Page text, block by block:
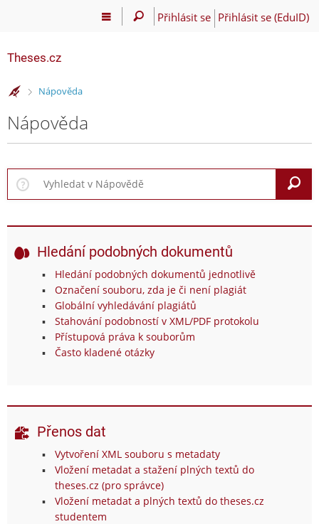
Přihlásit se Přihlásit se (EduID)
Theses.cz
>Nápověda
Nápověda
Hledání podobných dokumentů
Hledání podobných dokumentů jednotlivě
Označení souboru, zda je či není plagiát
Globální vyhledávání plagiátů
Stahování podobností v XML/PDF protokolu
Přístupová práva k souborům
Často kladené otázky
Přenos dat
Vytvoření XML souboru s metadaty
Vložení metadat a stažení plných textů do
theses.cz (pro správce)
Vložení metadat a plných textů do theses.cz
studentem